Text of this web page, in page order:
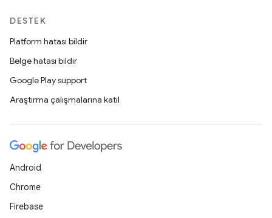
DESTEK
Platform hatası bildir
Belge hatası bildir
Google Play support
Araştırma çalışmalarına katıl
Android
Chrome
Firebase